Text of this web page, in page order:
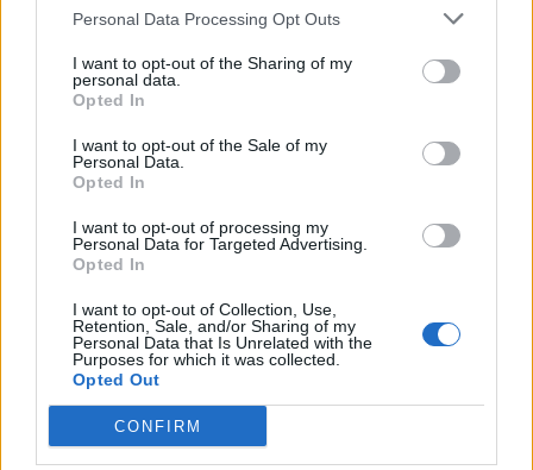
Personal Data Processing Opt Outs
I want to opt-out of the Sharing of my
personal data.
Opted In
I want to opt-out of the Sale of my
Personal Data.
Opted In
I want to opt-out of processing my
Personal Data for Targeted Advertising.
Opted In
I want to opt-out of Collection, Use,
Retention, Sale, and/or Sharing of my
Personal Data that Is Unrelated with the
Purposes for which it was collected.
Opted Out
CONFIRM
Спадането на Дунав принуди Румъния
да възобнови работата на въглищна
електроцентрала
06.08.2026 / 15:30